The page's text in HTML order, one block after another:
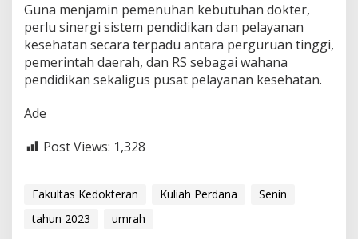
Guna menjamin pemenuhan kebutuhan dokter,
perlu sinergi sistem pendidikan dan pelayanan
kesehatan secara terpadu antara perguruan tinggi,
pemerintah daerah, dan RS sebagai wahana
pendidikan sekaligus pusat pelayanan kesehatan.
Ade
Post Views: 1,328
Fakultas Kedokteran Kuliah Perdana
Senin
tahun 2023
umrah